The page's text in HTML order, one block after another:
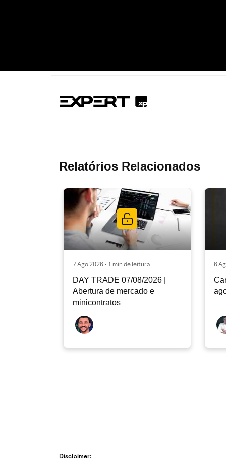
Relatórios Relacionados
7 Ago 2026 • 1 min de leitura
DAY TRADE 07/08/2026 |
Abertura de mercado e
minicontratos
6
Disclaimer: